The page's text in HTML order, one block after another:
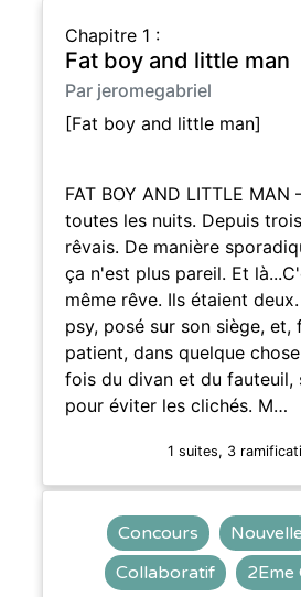
Chapitre 1 :
Fat boy and little man
Par jeromegabriel
[Fat boy and little man]
FAT BOY AND LITTLE
toutes les nuits. Depuis
rêvais. De manière
ça n'est plus pareil. Et
même rêve. Ils étaient
psy, posé sur son siège, et,
patient, dans quelque
fois du divan et du fauteuil,
pour éviter les clichés. M…
1 suites, 3
Concours Nouvelle
Collaboratif
2Eme